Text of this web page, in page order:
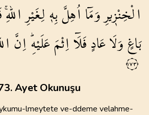
الْخِنْز۪يرِوَمَٓااُهِلَّبِه۪لِغَيْرِاللّٰهِۚ
بَاغٍوَلَاعَادٍفَلَٓااِثْمَعَلَيْهِۜاِنَّ
١٧٣
Ayet Okunuşu
lmeytete ve-ddeme velahme-